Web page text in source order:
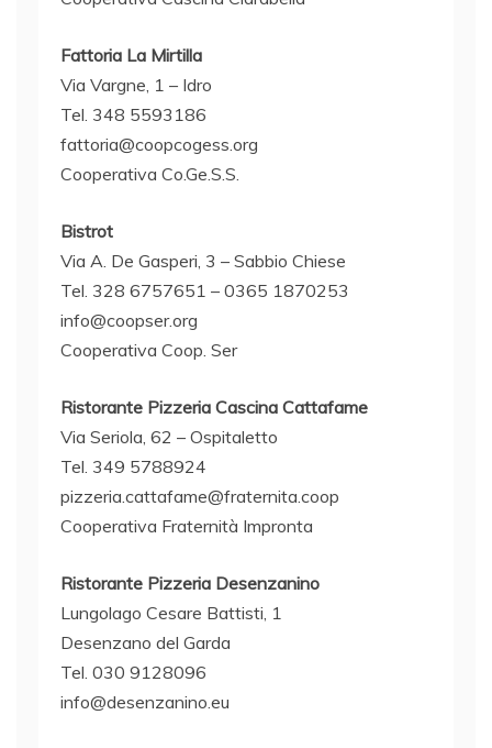
Fattoria La Mirtilla
Via Vargne, 1 – Idro
Tel. 348 5593186
fattoria@coopcogess.org
Cooperativa Co.Ge.S.S.
Bistrot
Via A. De Gasperi, 3 – Sabbio Chiese
Tel. 328 6757651 – 0365 1870253
info@coopser.org
Cooperativa Coop. Ser
Ristorante Pizzeria Cascina Cattafame
Via Seriola, 62 – Ospitaletto
Tel. 349 5788924
pizzeria.cattafame@fraternita.coop
Cooperativa Fraternità Impronta
Ristorante Pizzeria Desenzanino
Lungolago Cesare Battisti, 1
Desenzano del Garda
Tel. 030 9128096
info@desenzanino.eu